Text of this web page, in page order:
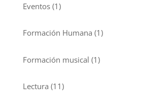
Eventos(1)
Formación Humana (1)
Formación musical (1)
Lectura (11)